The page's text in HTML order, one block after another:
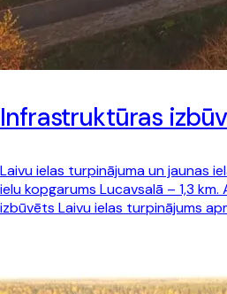
Infrastruktūras
Laivu ielas turpinājuma un jaunas
ielu kopgarums Lucavsalā – 1,3
izbūvēts Laivu ielas turpinājums